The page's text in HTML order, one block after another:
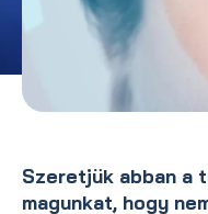
Szeretjük abban a
magunkat, hogy